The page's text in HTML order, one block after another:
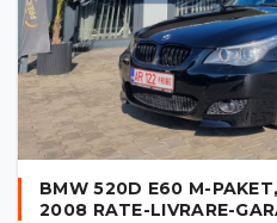
BMW 520D E60 M-
2008 RATE-LIVRARE-